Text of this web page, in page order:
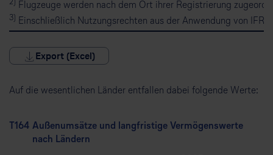
2) Flugzeuge werden nach dem Ort ihrer Registrierung
3) Einschließlich Nutzungsrechten aus der Anwendung von IFRS
Export (Excel)
Auf die wesentlichen Länder entfallen dabei folgende Werte:
T164 Außenumsätze und langfristige Vermögenswerte
nach Ländern